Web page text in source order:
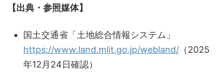
【出典・参照媒体】
国土交通省「土地総合情報システム」
https://www.land.mlit.go.jp/webland/ （2025
年12月24日確認）